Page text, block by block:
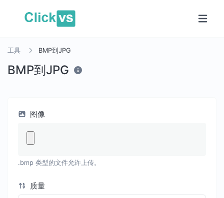
工具 BMP到JPG
BMP到JPG
图像
.bmp 类型的文件允许上传。
质量